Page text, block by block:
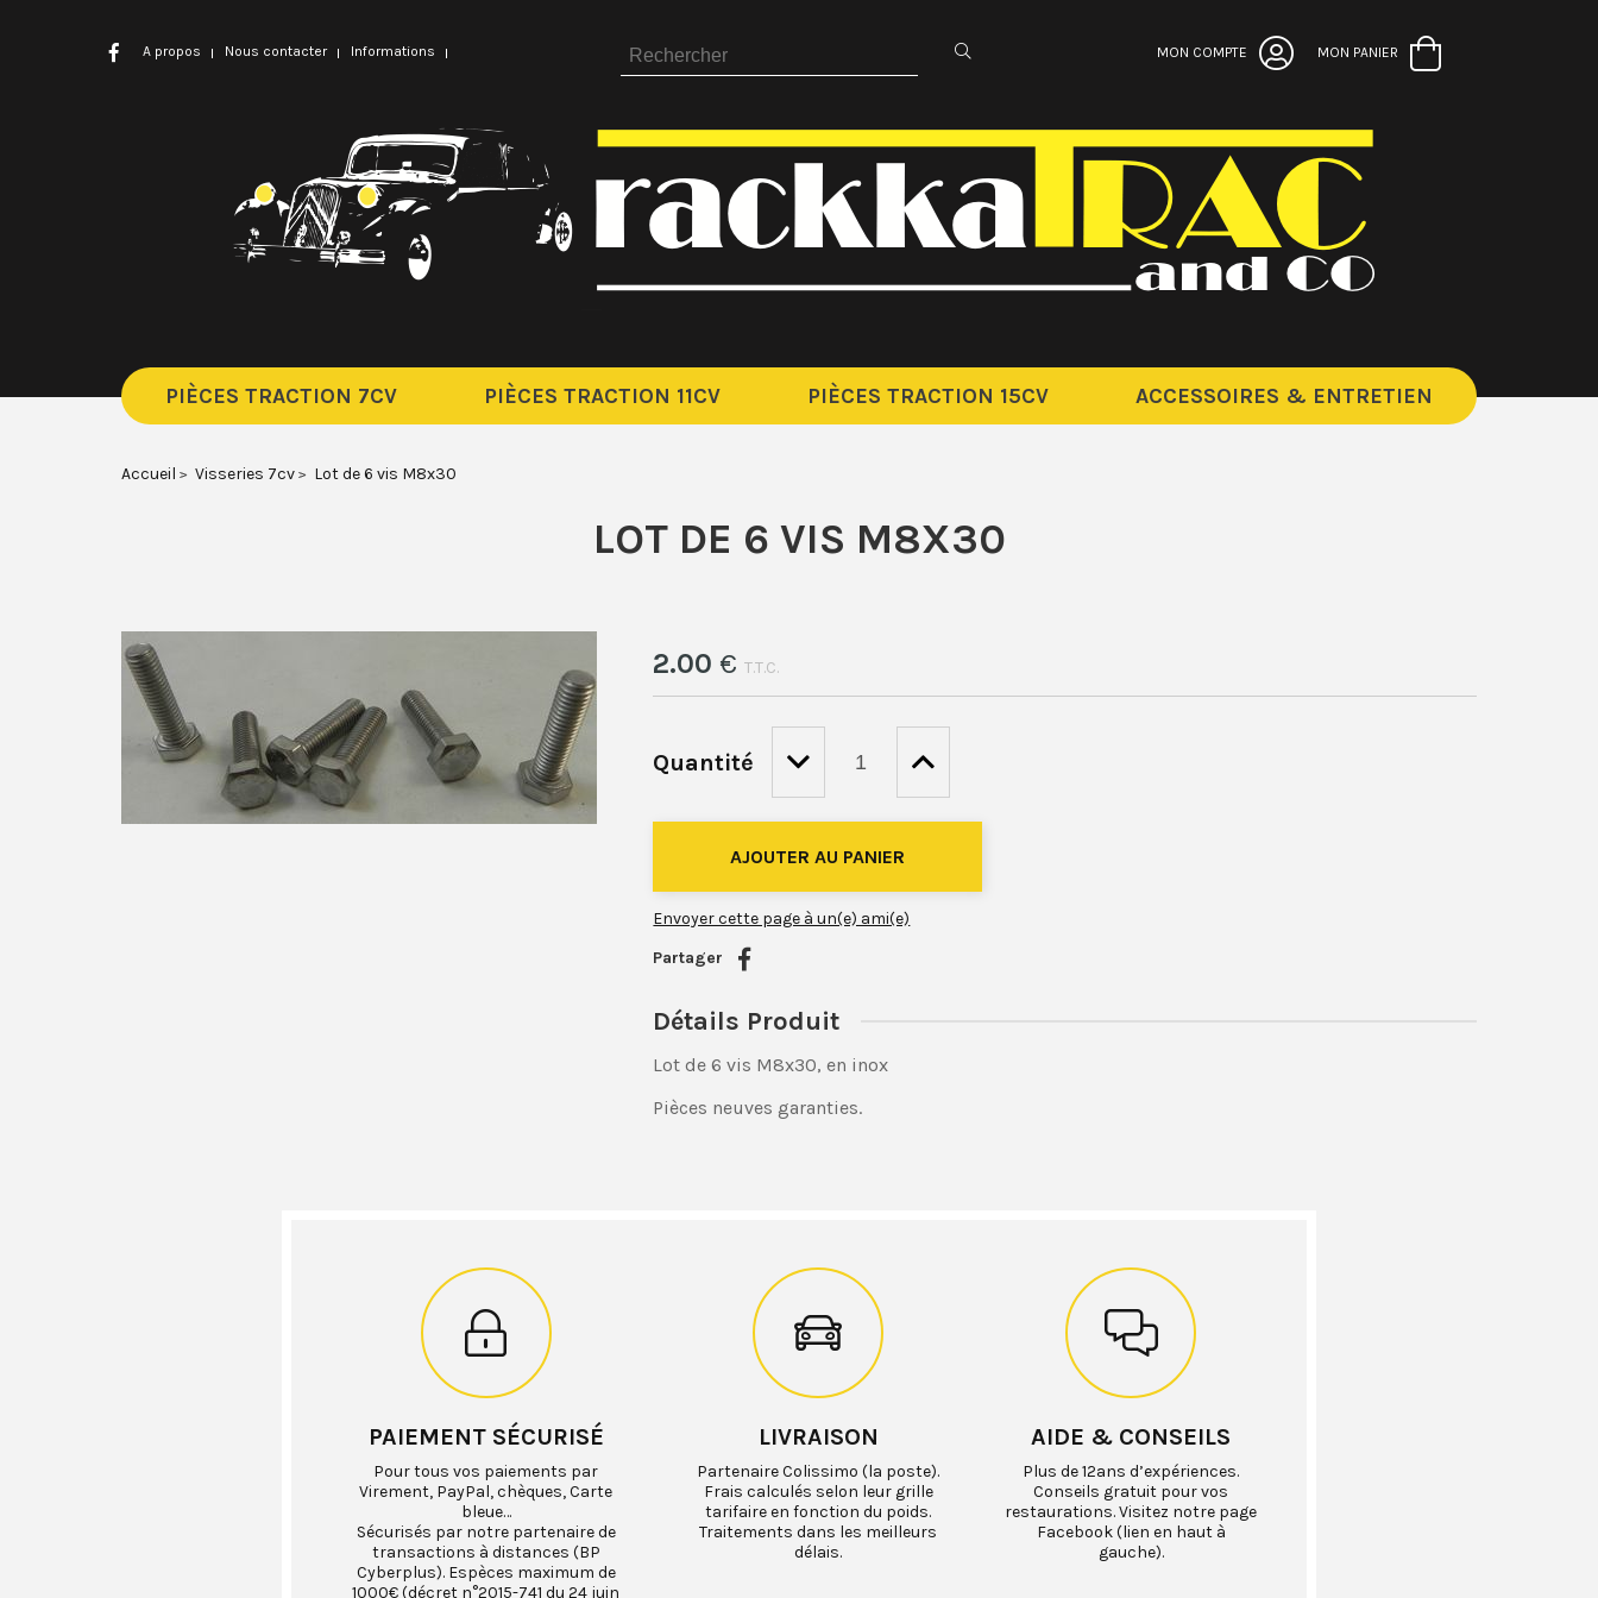
MON COMPTE MON PANIER
PIÈCES TRACTION 7CV PIÈCES TRACTION 11CV PIÈCES TRACTION 15CV ACCESSOIRES & ENTRETIEN
Accueil Visseries 7cv Lot de 6 vis M8x30
LOT DE 6 VIS M8X30
2.00 €T.T.C.
Quantité
Envoyer cette page à un(e) ami(e)
Partager
Détails Produit
Lot de 6 vis M8x30, en inox
Pièces neuves garanties.
A propos Nous contacter Informations
PAIEMENT SÉCURISÉ
Pour tous vos paiements par
Virement, PayPal, chèques, Carte
bleue…
Sécurisés par notre partenaire de
transactions à distances (BP
Cyberplus). Espèces maximum de
1000€ (décret n°2015-741 du 24 juin
LIVRAISON
Partenaire Colissimo (la poste).
Frais calculés selon leur grille
tarifaire en fonction du poids.
Traitements dans les meilleurs
délais.
AIDE & CONSEILS
Plus de 12ans d’expériences.
Conseils gratuit pour vos
restaurations. Visitez notre page
Facebook (lien en haut à
gauche).